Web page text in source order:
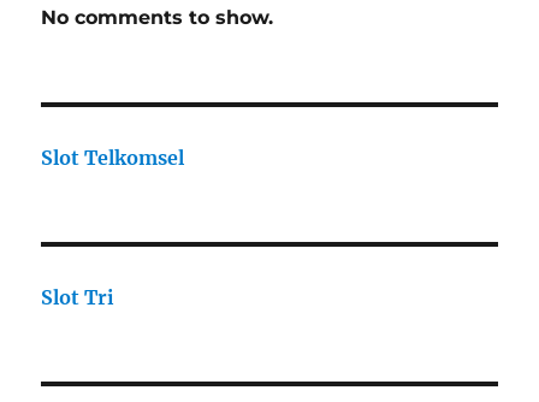
No comments to show.
Slot Telkomsel
Slot Tri